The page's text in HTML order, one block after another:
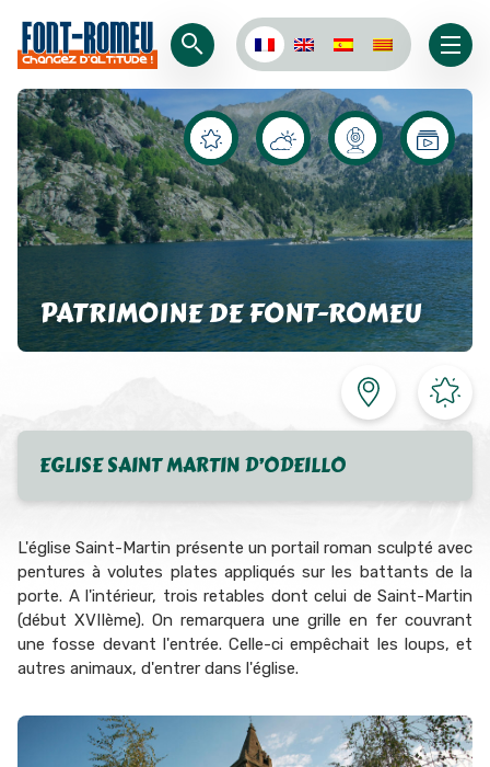
PATRIMOINE DE FONT-ROMEU
EGLISE SAINT MARTIN D’ODEILLO
L'église Saint-Martin présente un portail roman sculpté avec
pentures à volutes plates appliqués sur les battants de la
porte. A l'intérieur, trois retables dont celui de Saint-Martin
(début XVIIème). On remarquera une grille en fer couvrant
une fosse devant l'entrée. Celle-ci empêchait les loups, et
autres animaux, d'entrer dans l'église.